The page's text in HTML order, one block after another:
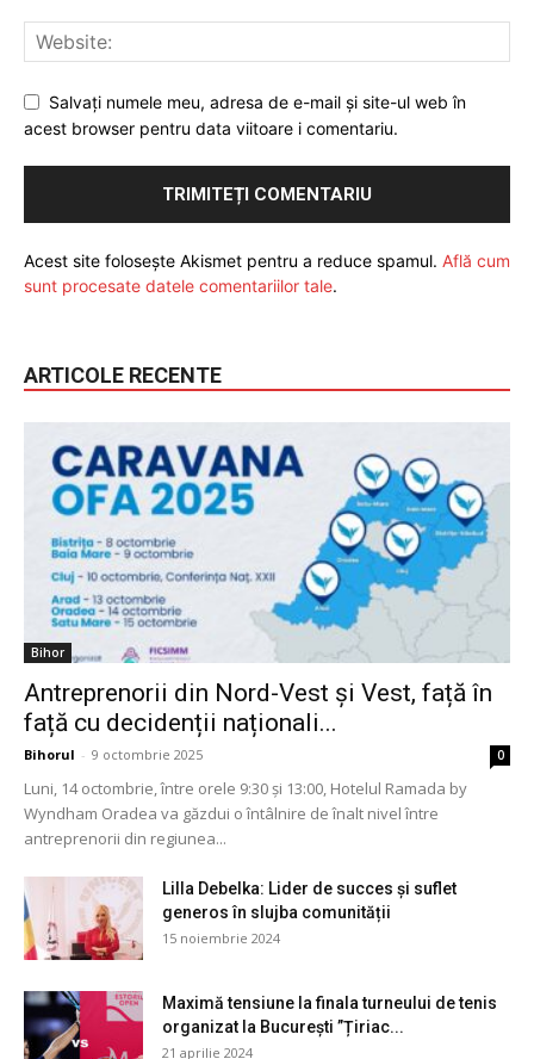
Salvați numele meu, adresa de e-mail și site-ul web în
acest browser pentru data viitoare i comentariu.
Acest site folosește Akismet pentru a reduce spamul. Află cum
sunt procesate datele comentariilor tale.
ARTICOLE RECENTE
Bihor
Antreprenorii din Nord-Vest și Vest, față în
față cu decidenții naționali...
Bihorul - 9 octombrie 2025 0
Luni, 14 octombrie, între orele 9:30 și 13:00, Hotelul Ramada by
Wyndham Oradea va găzdui o întâlnire de înalt nivel între
antreprenorii din regiunea...
Lilla Debelka: Lider de succes și suflet
generos în slujba comunității
15 noiembrie 2024
Maximă tensiune la finala turneului de tenis
organizat la București ”Țiriac...
21 aprilie 2024